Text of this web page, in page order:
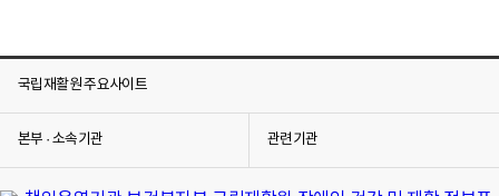
국립재활원 주요사이트
본부 · 소속기관 관련기관